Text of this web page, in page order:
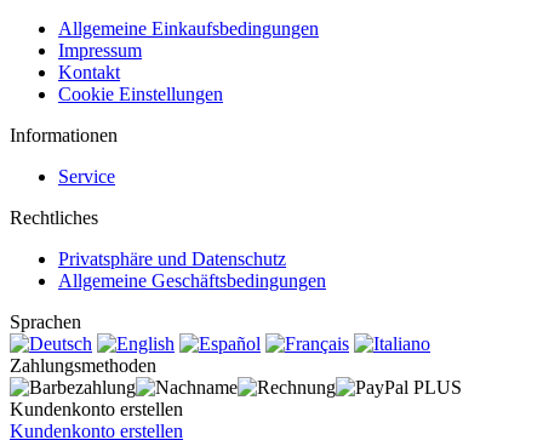
Allgemeine Einkaufsbedingungen
Impressum
Kontakt
Cookie Einstellungen
Informationen
Service
Rechtliches
Privatsphäre und Datenschutz
Allgemeine Geschäftsbedingungen
Sprachen
Zahlungsmethoden
Kundenkonto erstellen
Kundenkonto erstellen